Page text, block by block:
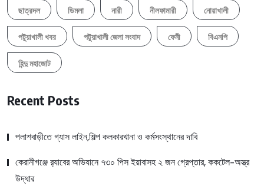
ছাত্রদল ডিমলা নারী নীলফামারী নোয়াখালী
পটুয়াখালী খবর পটুয়াখালী জেলা সংবাদ ফেনী বিএনপি
হিন্দু মহাজোট
Recent Posts
পলাশবাড়ীতে গ্যাস লাইন,শিল্প কলকারখানা ও কর্মসংস্থানের দাবি
কেরানীগঞ্জে র‍্যাবের অভিযানে ৭৩০ পিস ইয়াবাসহ ২ জন গ্রেপ্তার, ককটেল-অস্ত্র
উদ্ধার